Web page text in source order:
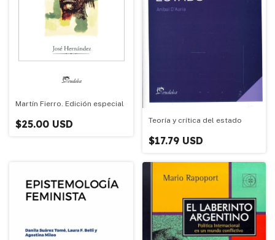
Martín Fierro. Edición especial
$25.00 USD Teoría y crítica del estado
$17.79 USD